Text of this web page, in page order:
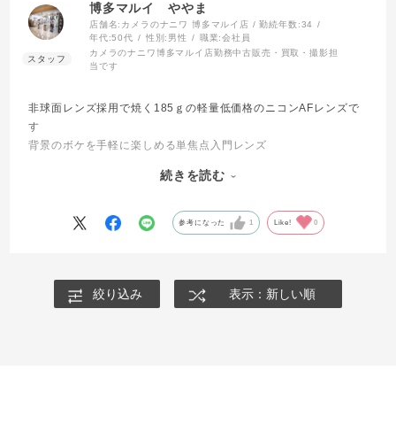
博多マルイ ややま
店舗名:カメラのナニワ 博多マルイ店 / 勤続年数:34
年代:50代 性別: 男性 職業:会社員
カメラのナニワ博多マルイ店勤務中古販売・買取・撮影担
当です
非球面レンズ採用で焼く185ｇの軽量低価格のニコンAFレンズで
す
背景のボケを手軽に楽しめる単焦点入門レンズ
続きを読む
参考になった 1 Like! 0
絞り込み 表示：新しい順